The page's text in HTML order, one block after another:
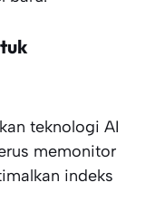
teknologi AI
memonitor
indeks